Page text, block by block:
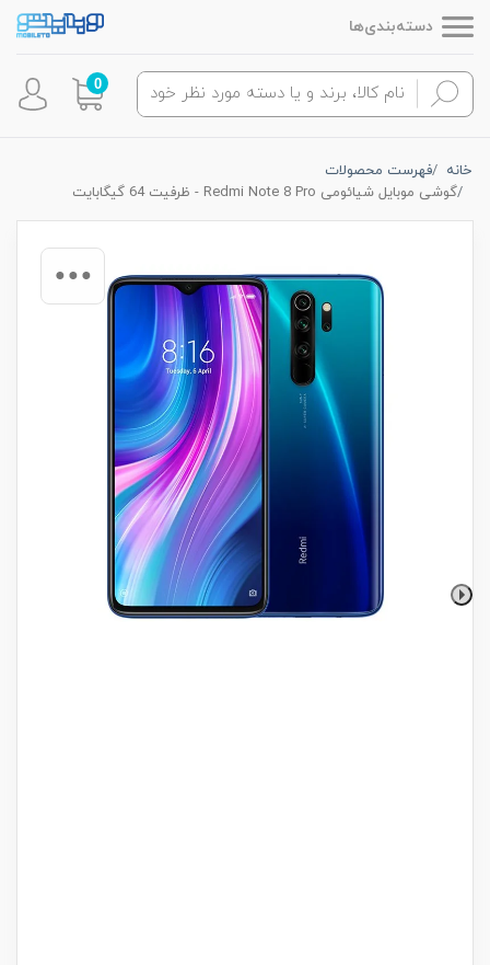
دسته‌بندی‌ها
0
خانه
فهرست محصولات
گوشی موبایل شیائومی Redmi Note 8 Pro - ظرفیت 64 گیگابایت